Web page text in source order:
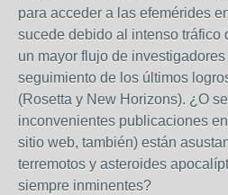
para acceder a las efemérides
sucede debido al intenso tráfico
un mayor flujo de
seguimiento de los últimos
(Rosetta y New Horizons). ¿O
inconvenientes publicaciones
sitio web, también) están
terremotos y asteroides
siempre inminentes?